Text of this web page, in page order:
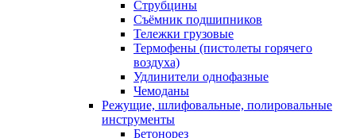
Струбцины
Съёмник подшипников
Тележки грузовые
Термофены (пистолеты горячего
воздуха)
Удлинители однофазные
Чемоданы
Режущие, шлифовальные, полировальные
инструменты
Бетонорез